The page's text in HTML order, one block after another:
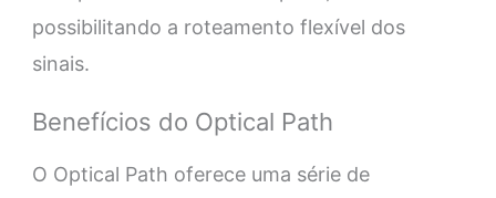
possibilitando a roteamento flexível dos
sinais.
Benefícios do Optical Path
O Optical Path oferece uma série de